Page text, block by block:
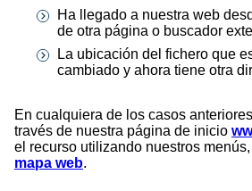
Ha llegado a nuestra web
de otra página o buscador
La ubicación del fichero que
cambiado y ahora tiene otra
En cualquiera de los casos
través de nuestra página de inicio
el recurso utilizando nuestros
mapa web.